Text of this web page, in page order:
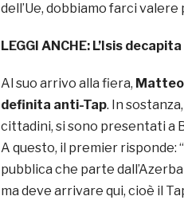
dell’Ue, dobbiamo farci valere
LEGGI ANCHE: L’Isis
Al suo arrivo alla fiera,
definita anti-Tap. In
cittadini, si sono presentati a
A questo, il premier risponde:
pubblica che parte
ma deve arrivare qui, cioè il